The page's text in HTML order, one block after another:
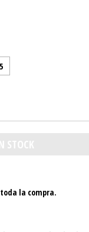
la compra.